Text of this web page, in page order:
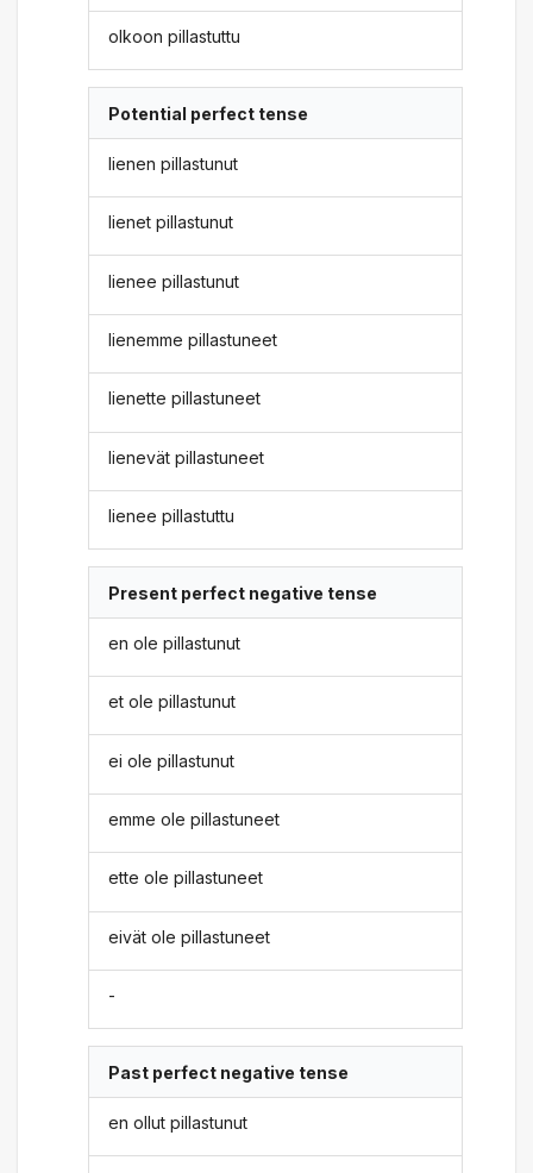
olkoon pillastuttu
Potential perfect tense
lienen pillastunut
lienet pillastunut
lienee pillastunut
lienemme pillastuneet
lienette pillastuneet
lienevät pillastuneet
lienee pillastuttu
Present perfect negative tense
en ole pillastunut
et ole pillastunut
ei ole pillastunut
emme ole pillastuneet
ette ole pillastuneet
eivät ole pillastuneet
-
Past perfect negative tense
en ollut pillastunut